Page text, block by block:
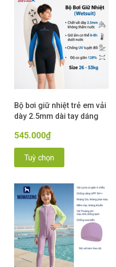
Bộ bơi giữ nhiệt trẻ em vải
dày 2.5mm dài tay dáng
Sail
545.000₫
Tuỳ chọn